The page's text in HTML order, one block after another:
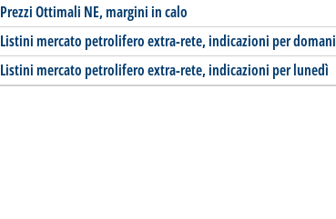
Prezzi Ottimali NE, margini in calo
Listini mercato petrolifero extra-rete, indicazioni per domani
Listini mercato petrolifero extra-rete, indicazioni per lunedì